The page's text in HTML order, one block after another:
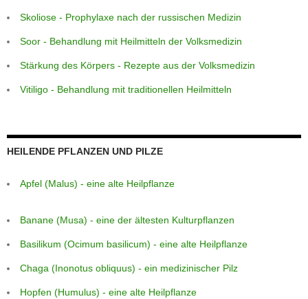
Skoliose - Prophylaxe nach der russischen Medizin
Soor - Behandlung mit Heilmitteln der Volksmedizin
Stärkung des Körpers - Rezepte aus der Volksmedizin
Vitiligo - Behandlung mit traditionellen Heilmitteln
HEILENDE PFLANZEN UND PILZE
Apfel (Malus) - eine alte Heilpflanze
Banane (Musa) - eine der ältesten Kulturpflanzen
Basilikum (Ocimum basilicum) - eine alte Heilpflanze
Chaga (Inonotus obliquus) - ein medizinischer Pilz
Hopfen (Humulus) - eine alte Heilpflanze